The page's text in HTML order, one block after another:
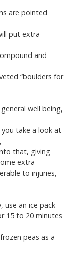
are pointed
put extra
and
“boulders for
well being,
take a look at
that, giving
extra
to injuries,
use an ice pack
15 to 20 minutes
peas as a